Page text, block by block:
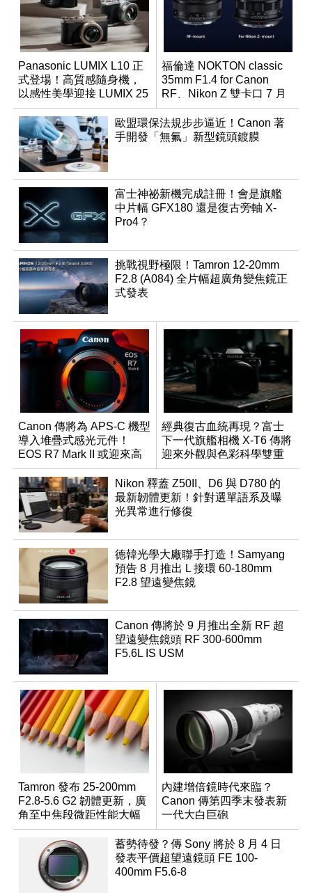
Panasonic LUMIX L10 正
式登場！高質感隨身機，
以感性美學迎接 LUMIX 25
週年
福倫達 NOKTON classic
35mm F1.4 for Canon
RF、Nikon Z 雙卡口 7 月
同步登台
歐盟環保法規步步逼近！Canon 著
手開發「無氟」新型鏡頭鍍膜
富士神祕新機完成註冊！會是旗艦
中片幅 GFX180 還是復古旁軸 X-
Pro4？
挑戰視野極限！Tamron 12-20mm
F2.8 (A084) 全片幅超廣角變焦鏡正
式發表
Canon 傳將為 APS-C 機型
導入堆疊式感光元件！
EOS R7 Mark II 或迎來高
速讀出升級
經典復古血統再現？富士
下一代旗艦相機 X-T6 傳將
迎來外觀與色彩科學雙重
優化
Nikon 釋蓋 Z50II、D6 與 D780 的
最新韌體更新！針對選單語系及曝
光異常進行修復
德韓光學大廠聯手打造！Samyang
預告 8 月推出 L 接環 60-180mm
F2.8 望遠變焦鏡
Canon 傳將於 9 月推出全新 RF 超
望遠變焦鏡頭 RF 300-600mm
F5.6L IS USM
Tamron 發布 25-200mm
F2.8-5.6 G2 韌體更新，廣
角至中焦段微距性能大幅
升級
內建增倍鏡時代來臨？
Canon 傳第四季末發表新
一代大白巨砲
蓄勢待發？傳 Sony 將於 8 月 4 日
發表平價超望遠鏡頭 FE 100-
400mm F5.6-8